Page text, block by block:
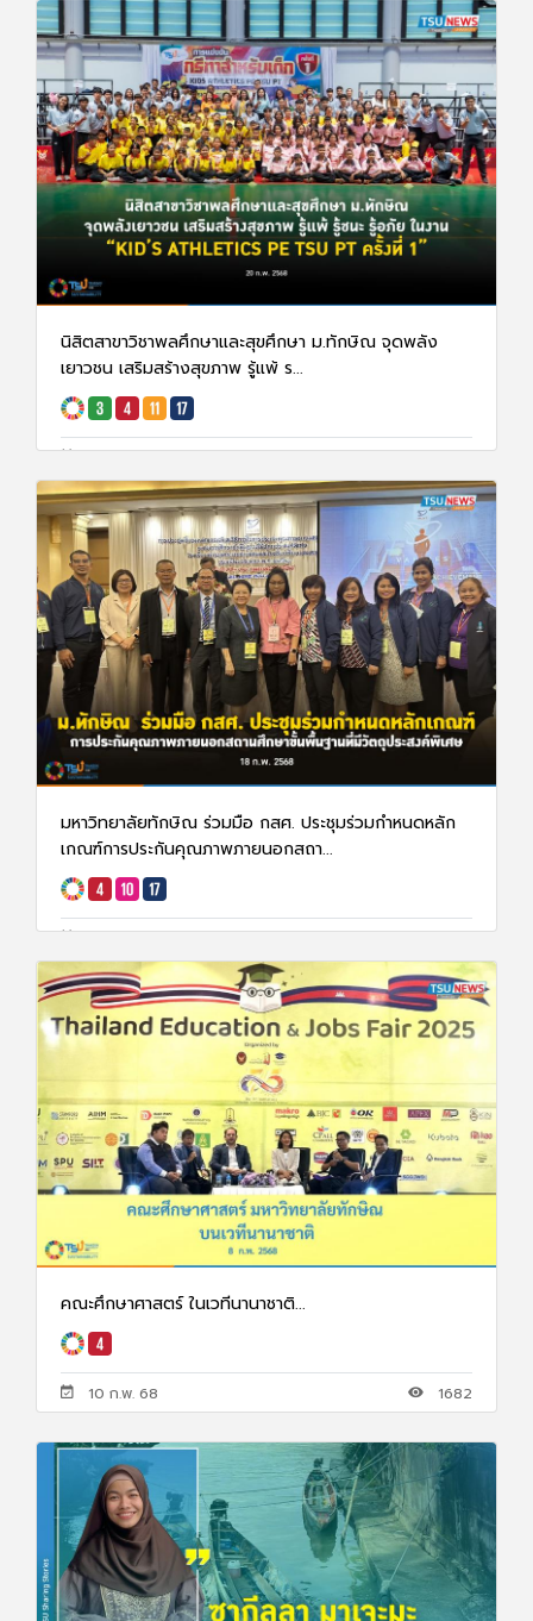
นิสิตสาขาวิชาพลศึกษาและสุขศึกษา ม.ทักษิณ จุดพลัง
เยาวชน เสริมสร้างสุขภาพ รู้แพ้ ร...
มหาวิทยาลัยทักษิณ ร่วมมือ กสศ. ประชุมร่วมกำหนดหลัก
เกณฑ์การประกันคุณภาพภายนอกสถา...
คณะศึกษาศาสตร์ ในเวทีนานาชาติ...
10 ก.พ. 68 1682